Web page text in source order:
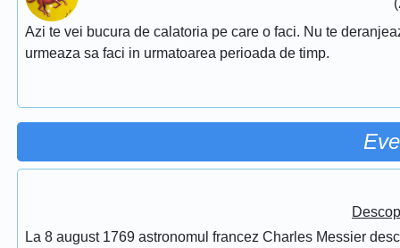
Azi te vei bucura de calatoria pe care o faci. Nu te
urmeaza sa faci in urmatoarea perioada de timp.
La 8 august 1769 astronomul francez Charles Messier